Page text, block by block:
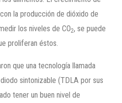
la producción de dióxido de
los niveles de CO2, se puede
proliferan éstos.
que una tecnología llamada
sintonizable (TDLA por sus
tener un buen nivel de